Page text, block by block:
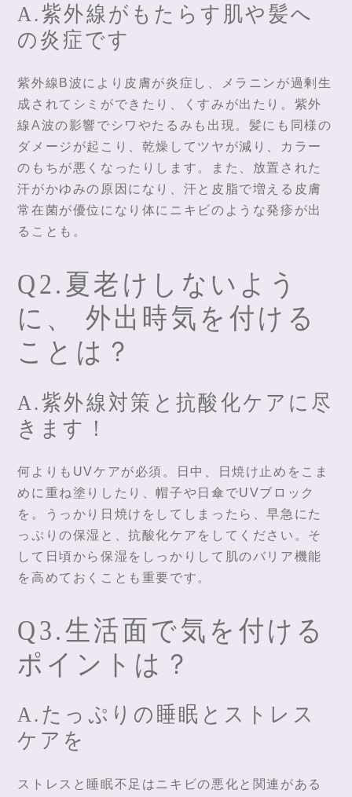
A.紫外線がもたらす肌や髪へ
の炎症です
紫外線B波により皮膚が炎症し、メラニンが過剰生
成されてシミができたり、くすみが出たり。紫外
線A波の影響でシワやたるみも出現。髪にも同様の
ダメージが起こり、乾燥してツヤが減り、カラー
のもちが悪くなったりします。また、放置された
汗がかゆみの原因になり、汗と皮脂で増える皮膚
常在菌が優位になり体にニキビのような発疹が出
ることも。
Q2.夏老けしないよう
に、 外出時気を付ける
ことは？
A.紫外線対策と抗酸化ケアに尽
きます！
何よりもUVケアが必須。日中、日焼け止めをこま
めに重ね塗りしたり、帽子や日傘でUVブロック
を。うっかり日焼けをしてしまったら、早急にた
っぷりの保湿と、抗酸化ケアをしてください。そ
して日頃から保湿をしっかりして肌のバリア機能
を高めておくことも重要です。
Q3.生活面で気を付ける
ポイントは？
A.たっぷりの睡眠とストレス
ケアを
ストレスと睡眠不足はニキビの悪化と関連がある